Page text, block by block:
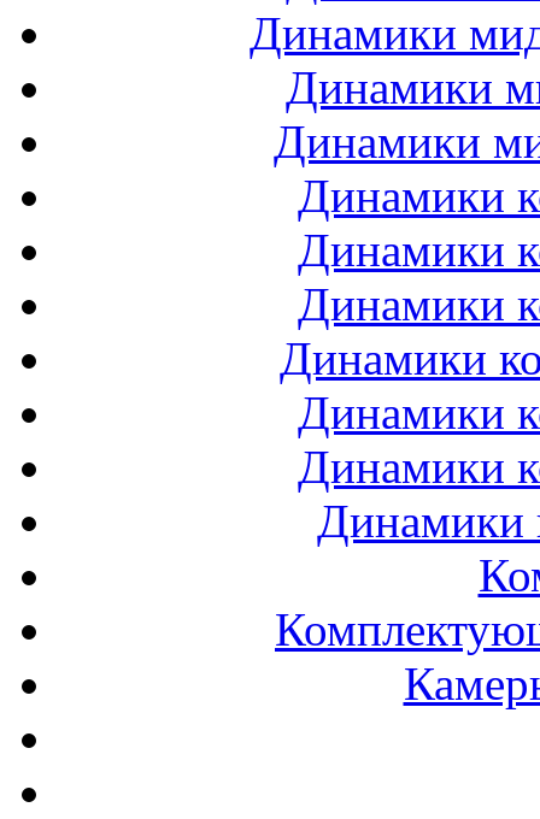
Динамики
Динамики
Динамики
Динамики
Динамики
Динамики
Динамики
Динамики
Динамики
Динамики